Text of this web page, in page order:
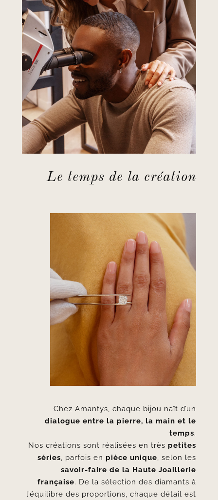
Le temps de la création
Chez Amantys, chaque bijou naît d’un
dialogue entre la pierre, la main et le
temps.
Nos créations sont réalisées en très petites
séries, parfois en pièce unique, selon les
savoir-faire de la Haute Joaillerie
française. De la sélection des diamants à
l’équilibre des proportions, chaque détail est